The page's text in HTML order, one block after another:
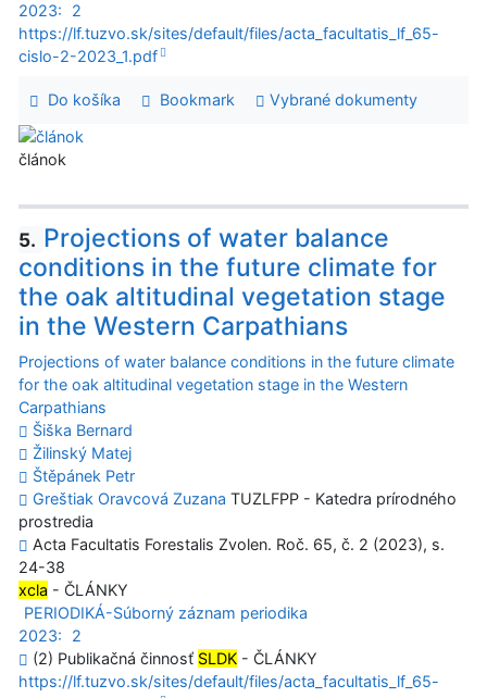
2023:
2
https://lf.tuzvo.sk/sites/default/files/acta_facultatis_lf_65-
cislo-2-2023_1.pdf
Do košíka Bookmark Vybrané dokumenty
článok
5. Projections of water balance
conditions in the future climate for
the oak altitudinal vegetation stage
in the Western Carpathians
Projections of water balance conditions in the future climate
for the oak altitudinal vegetation stage in the Western
Carpathians
Šiška Bernard
Žilinský Matej
Štěpánek Petr
Greštiak Oravcová Zuzana TUZLFPP - Katedra prírodného
prostredia
Acta Facultatis Forestalis Zvolen. Roč. 65, č. 2 (2023), s.
24-38
xcla - ČLÁNKY
PERIODIKÁ-Súborný záznam periodika
2023:
2
(2) Publikačná činnosť SLDK - ČLÁNKY
https://lf.tuzvo.sk/sites/default/files/acta_facultatis_lf_65-